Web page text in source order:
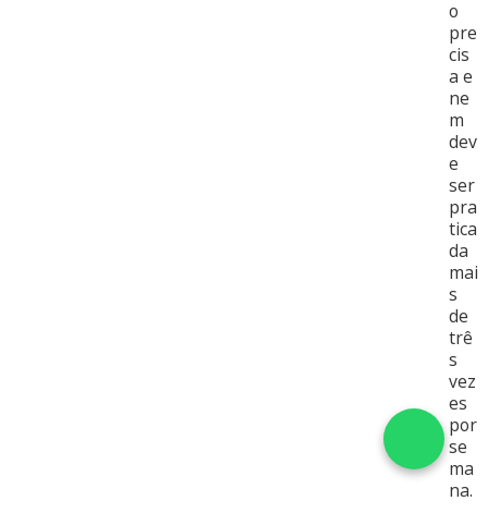
o
pre
cis
a e
ne
m
dev
e
ser
pra
tica
da
mai
s
de
trê
s
vez
es
por
se
ma
na.